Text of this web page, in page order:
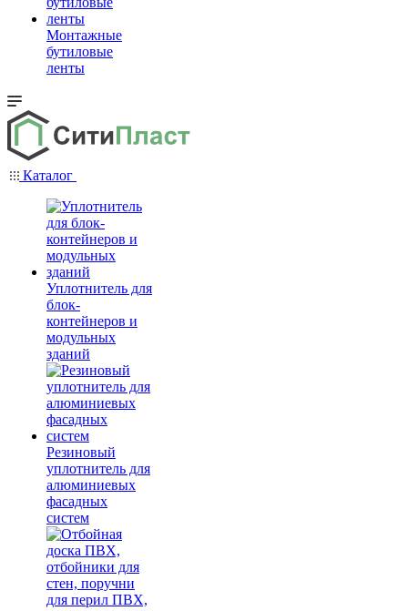
Монтажные
бутиловые
ленты
Каталог
Уплотнитель для
блок-
контейнеров и
модульных
зданий
Резиновый
уплотнитель для
алюминиевых
фасадных
систем